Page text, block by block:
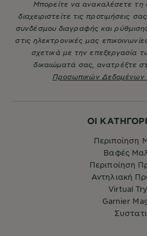
ΟΙ
Περιποίηση
Βαφές
Περιποίηση
Αντηλιακή
Virtual
Garnier
Μπορείτε να ανακαλέσετε τη
διαχειριστείτε τις προτιμήσεις
συνδέσμου διαγραφής και
στις ηλεκτρονικές μας
σχετικά με την επεξεργασία
δικαιώματά σας, ανατρέξτε
Προσωπικών Δεδομένων